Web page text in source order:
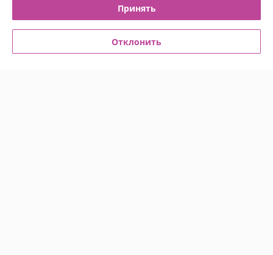
О нас
Принять
Отклонить